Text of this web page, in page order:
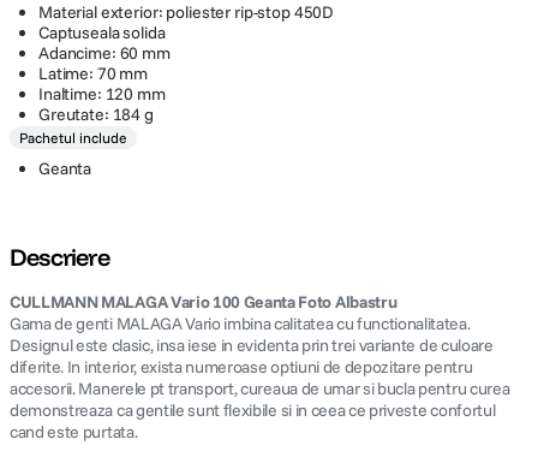
Material exterior: poliester rip-stop 450D
Captuseala solida
Adancime: 60 mm
Latime: 70 mm
Inaltime: 120 mm
Greutate: 184 g
Pachetul include
Geanta
Descriere
CULLMANN MALAGA Vario 100 Geanta Foto Albastru
Gama de genti MALAGA Vario imbina calitatea cu functionalitatea.
Designul este clasic, insa iese in evidenta prin trei variante de culoare
diferite. In interior, exista numeroase optiuni de depozitare pentru
accesorii. Manerele pt transport, cureaua de umar si bucla pentru curea
demonstreaza ca gentile sunt flexibile si in ceea ce priveste confortul
cand este purtata.